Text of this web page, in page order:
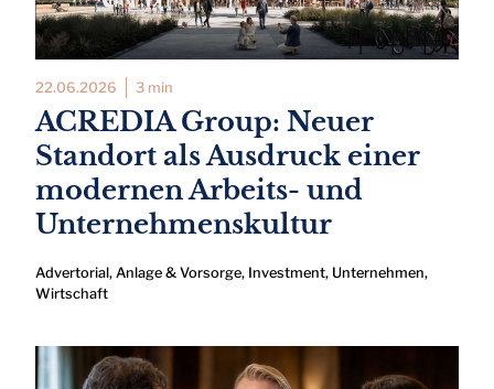
22.06.2026 3 min
ACREDIA Group: Neuer
Standort als Ausdruck einer
modernen Arbeits- und
Unternehmenskultur
Advertorial, Anlage & Vorsorge, Investment, Unternehmen,
Wirtschaft